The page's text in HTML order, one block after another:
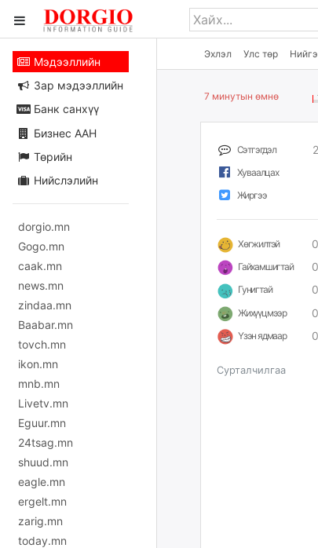
Эхлэл Улс төр
Мэдээллийн
Зар мэдээллийн
Банк санхүү
Бизнес ААН
Төрийн
Нийслэлийн
dorgio.mn
Gogo.mn
caak.mn
news.mn
zindaa.mn
Baabar.mn
tovch.mn
ikon.mn
mnb.mn
Livetv.mn
Eguur.mn
24tsag.mn
shuud.mn
eagle.mn
ergelt.mn
zarig.mn
today.mn
7 минутын өмнө
Сэтгэгдэл 2
Хуваалцах
Жиргээ
Хөгжилтэй 0
Гайхамшигтай 0
Гунигтай 0
Жихүүцмээр 0
Үзэн ядмаар 0
Сурталчилгаа